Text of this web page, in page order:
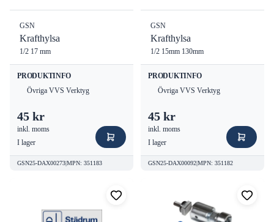
GSN
Krafthylsa
1/2 17 mm
PRODUKTINFO
Övriga VVS Verktyg
45 kr
inkl. moms
I lager
GSN25-DAX00273|MPN: 351183
GSN
Krafthylsa
1/2 15mm 130mm
PRODUKTINFO
Övriga VVS Verktyg
45 kr
inkl. moms
I lager
GSN25-DAX00092|MPN: 351182